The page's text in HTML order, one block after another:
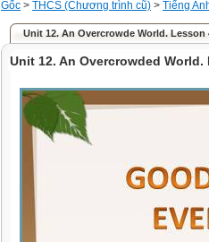
Gốc > THCS (Chương trình cũ) > Tiếng
Unit 12. An Overcrowde World. Lesson
Unit 12. An Overcrowded